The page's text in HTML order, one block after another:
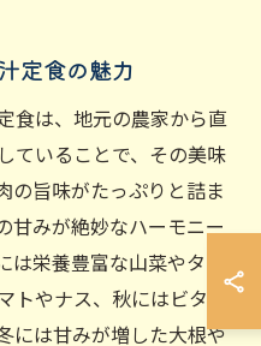
定食の魅力
食は、地元の農家から直
ていることで、その美味
の旨味がたっぷりと詰ま
甘みが絶妙なハーモニー
栄養豊富な山菜やタケ
やナス、秋にはビタミ
には甘みが増した大根や